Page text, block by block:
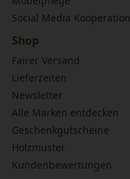
Social Media Kooperation
Shop
Fairer Versand
Lieferzeiten
Newsletter
Alle Marken entdecken
Geschenkgutscheine
Holzmuster
Kundenbewertungen